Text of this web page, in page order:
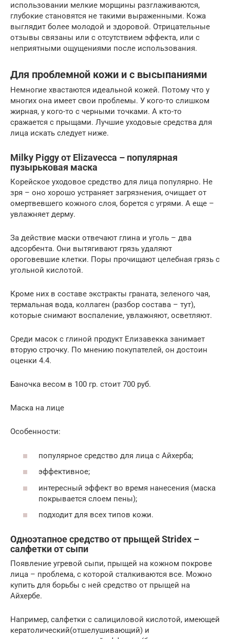
использовании мелкие морщины разглаживаются,
глубокие становятся не такими выраженными. Кожа
выглядит более молодой и здоровой. Отрицательные
отзывы связаны или с отсутствием эффекта, или с
неприятными ощущениями после использования.
Для проблемной кожи и с высыпаниями
Немногие хвастаются идеальной кожей. Потому что у
многих она имеет свои проблемы. У кого-то слишком
жирная, у кого-то с черными точками. А кто-то
сражается с прыщами. Лучшие уходовые средства для
лица искать следует ниже.
Milky Piggy от Elizavecca – популярная
пузырьковая маска
Корейское уходовое средство для лица популярно. Не
зря – оно хорошо устраняет загрязнения, очищает от
омертвевшего кожного слоя, борется с угрями. А еще –
увлажняет дерму.
За действие маски отвечают глина и уголь – два
адсорбента. Они вытягивают грязь удаляют
ороговевшие клетки. Поры прочищают целебная грязь с
угольной кислотой.
Кроме них в составе экстракты граната, зеленого чая,
термальная вода, коллаген (разбор состава – тут),
которые снимают воспаление, увлажняют, осветляют.
Среди масок с глиной продукт Елизавекка занимает
вторую строчку. По мнению покупателей, он достоин
оценки 4.4.
Баночка весом в 100 гр. стоит 700 руб.
Маска на лице
Особенности:
популярное средство для лица с Айхерба;
эффективное;
интересный эффект во время нанесения (маска
покрывается слоем пены);
подходит для всех типов кожи.
Одноэтапное средство от прыщей Stridex –
салфетки от сыпи
Появление угревой сыпи, прыщей на кожном покрове
лица – проблема, с которой сталкиваются все. Можно
купить для борьбы с ней средство от прыщей на
Айхербе.
Например, салфетки с салициловой кислотой, имеющей
кератолический(отшелушивающий) и